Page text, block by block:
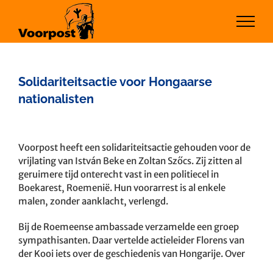
inhoud
Solidariteitsactie voor Hongaarse
nationalisten
grotere
afbeelding
Voorpost heeft een solidariteitsactie gehouden voor de
vrijlating van István Beke en Zoltan Szőcs. Zij zitten al
geruimere tijd onterecht vast in een politiecel in
Boekarest, Roemenië. Hun voorarrest is al enkele
malen, zonder aanklacht, verlengd.
Bij de Roemeense ambassade verzamelde een groep
sympathisanten. Daar vertelde actieleider Florens van
der Kooi iets over de geschiedenis van Hongarije. Over